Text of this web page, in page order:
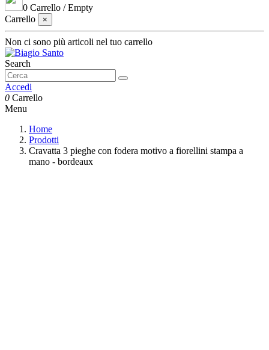
0 Carrello /Empty
Carrello
×
Non ci sono più articoli nel tuo carrello
Search
Accedi
0 Carrello
Menu
Home
Prodotti
Cravatta 3 pieghe con fodera motivo a fiorellini stampa a
mano - bordeaux